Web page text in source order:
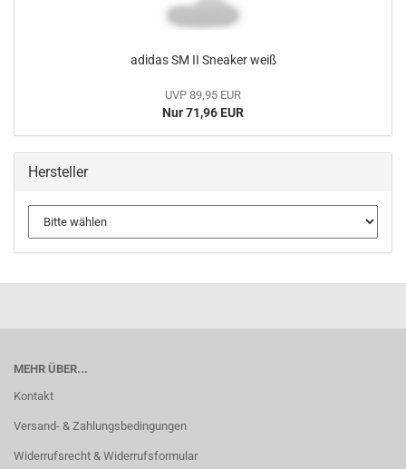
adidas SM II Sneaker weiß
UVP 89,95 EUR
Nur 71,96 EUR
Hersteller
MEHR ÜBER...
Kontakt
Versand- & Zahlungsbedingungen
Widerrufsrecht & Widerrufsformular